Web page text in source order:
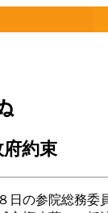
約束
の参院総務委